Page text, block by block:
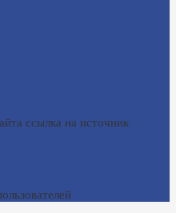
ссылка на источник